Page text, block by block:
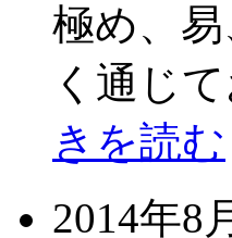
極め、
く通じ
きを読む
2014年8